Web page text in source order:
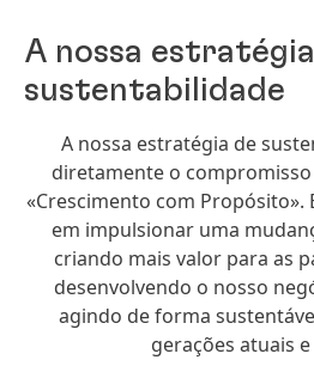
A nossa
sustentabilidade
A nossa estratégia de
diretamente o
«Crescimento com Propósito».
em impulsionar uma
criando mais valor para as
desenvolvendo o nosso
agindo de forma
gerações atuais